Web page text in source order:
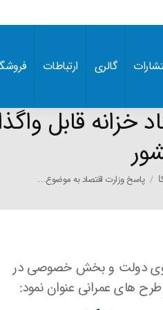
گالری ارتباطات
قابل
پاسخ وزارت اقتصاد به موضوع…
پاسخ به نامه مورخ ۱۷ آذرماه ۱۳۹۹ شورای گفتگوی دولت و بخش خصوصی در
های عمرانی عنوان نمود: